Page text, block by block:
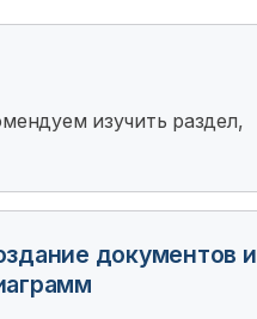
изучить раздел,
документов и